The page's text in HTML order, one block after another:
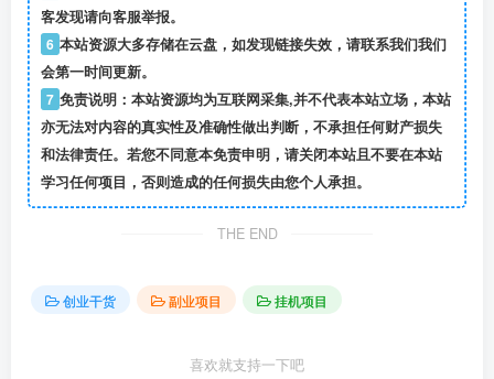
客发现请向客服举报。
6 本站资源大多存储在云盘，如发现链接失效，请联系我们我们
会第一时间更新。
7 免责说明：本站资源均为互联网采集,并不代表本站立场，本站
亦无法对内容的真实性及准确性做出判断，不承担任何财产损失
和法律责任。若您不同意本免责申明，请关闭本站且不要在本站
学习任何项目，否则造成的任何损失由您个人承担。
THE END
创业干货 副业项目 挂机项目
喜欢就支持一下吧